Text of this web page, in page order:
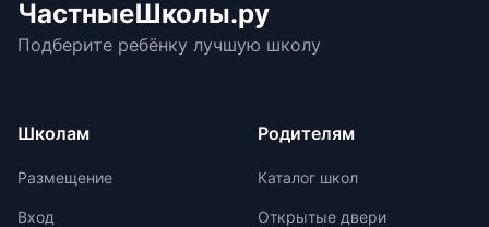
государственной аккредитации,
изучить репутацию школы и
При выборе ранца проверяйте
маркировку с указанием
подготовиться к экзаменам в
университетах и на работе. Однако,
заучиванию `правильных` ответов.
До 2030 года есть достаточно
времени для тщательной
проработки процедуры и нюансов
ЧастныеШколы.ру
Подберите ребёнку лучшую школу
Школам
Размещение
Вход
Родителям
Каталог школ
Открытые двери